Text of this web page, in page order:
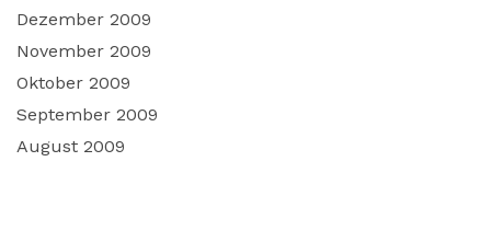
Dezember 2009
November 2009
Oktober 2009
September 2009
August 2009